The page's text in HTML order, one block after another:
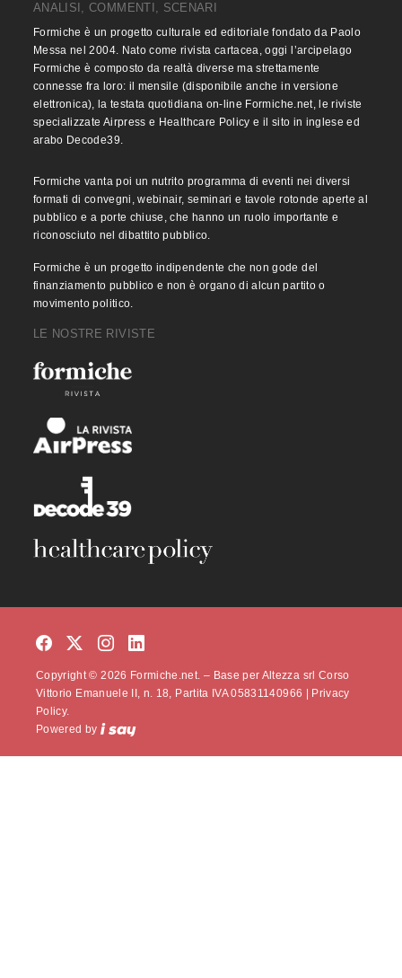
ANALISI, COMMENTI, SCENARI
Formiche è un progetto culturale ed editoriale fondato da Paolo
Messa nel 2004. Nato come rivista cartacea, oggi l’arcipelago
Formiche è composto da realtà diverse ma strettamente
connesse fra loro: il mensile (disponibile anche in versione
elettronica), la testata quotidiana on-line Formiche.net, le riviste
specializzate Airpress e Healthcare Policy e il sito in inglese ed
arabo Decode39.
Formiche vanta poi un nutrito programma di eventi nei diversi
formati di convegni, webinair, seminari e tavole rotonde aperte al
pubblico e a porte chiuse, che hanno un ruolo importante e
riconosciuto nel dibattito pubblico.
Formiche è un progetto indipendente che non gode del
finanziamento pubblico e non è organo di alcun partito o
movimento politico.
LE NOSTRE RIVISTE
Copyright © 2026 Formiche.net. – Base per Altezza srl Corso
Vittorio Emanuele II, n. 18, Partita IVA 05831140966 |
Privacy
Policy.
Powered by